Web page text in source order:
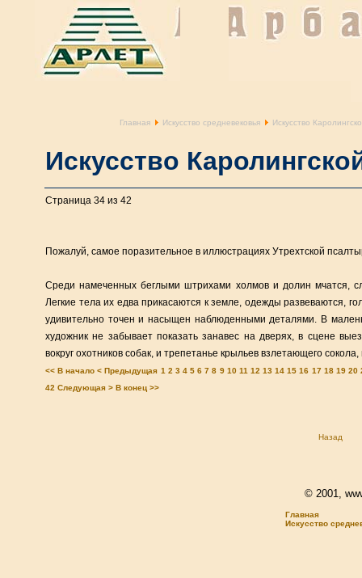
Главная Искусство средневековья Искусство
Искусство
Страница 34 из 42
Пожалуй, самое поразительное в иллюстрациях Утрехтской
Среди намеченных беглыми штрихами холмов и долин мчатся,
Легкие тела их едва прикасаются к земле, одежды развеваются,
удивительно точен и насыщен наблюденными деталями. В
художник не забывает показать занавес на дверях, в сцене
вокруг охотников собак, и трепетанье крыльев взлетающего сокола,
<< В начало < Предыдущая 1 2 3 4 5 6 7 8 9 10 11 12 13 14 15 16 17 18 19 20
42 Следующая > В конец >>
Назад
© 2001,
Главная
Искусство